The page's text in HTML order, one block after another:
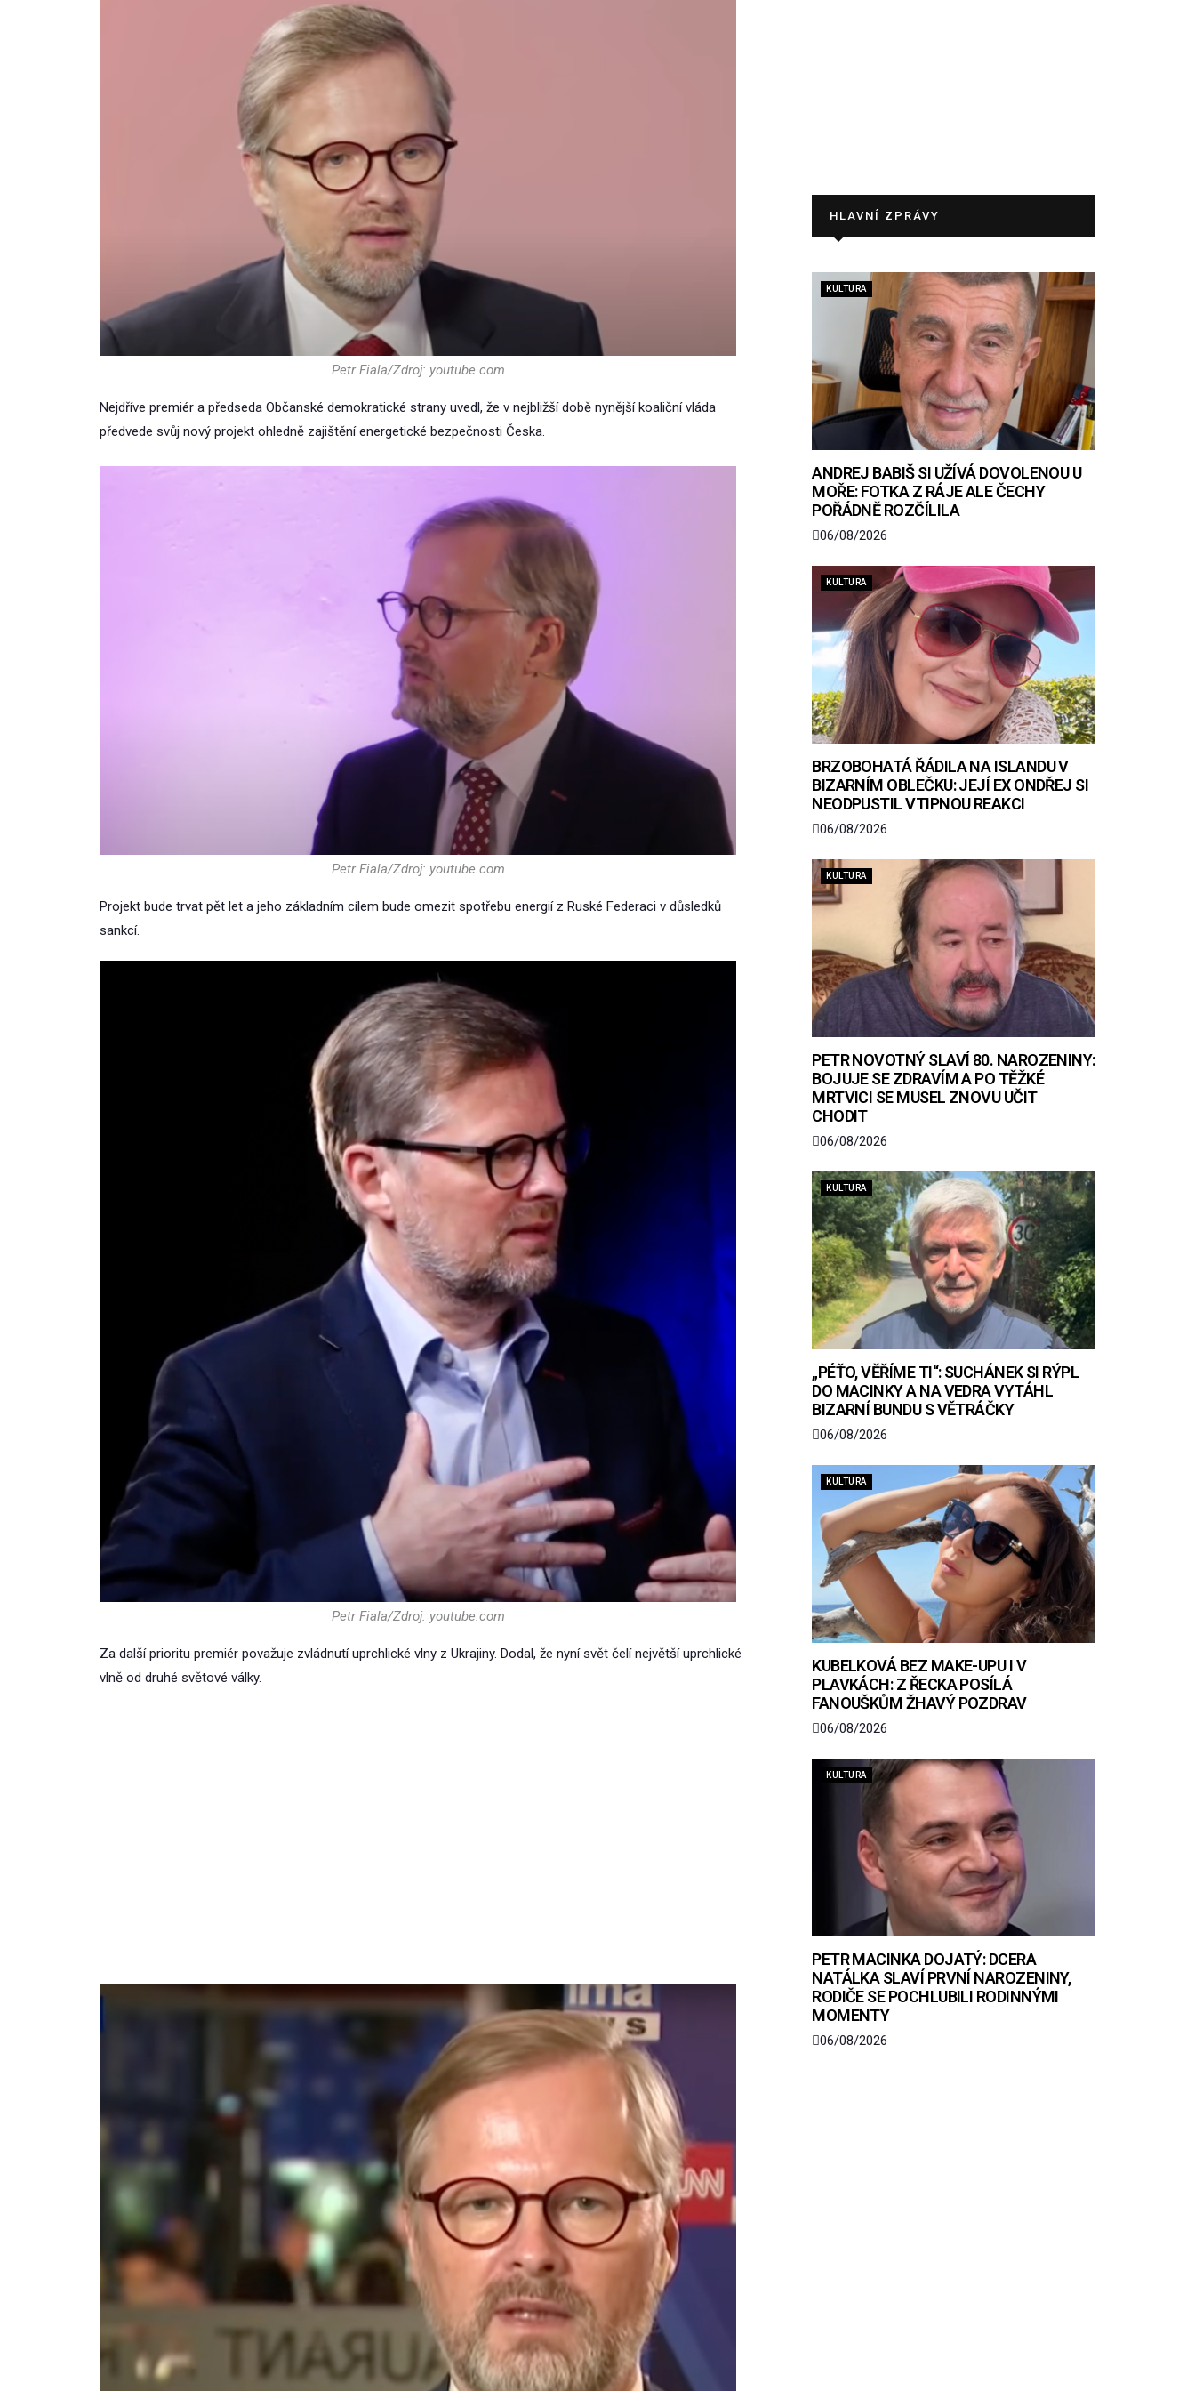
Petr Fiala/Zdroj: youtube.com
Nejdříve premiér a předseda Občanské demokratické strany uvedl, že v nejbližší době nynější koaliční vláda
předvede svůj nový projekt ohledně zajištění energetické bezpečnosti Česka.
Petr Fiala/Zdroj: youtube.com
Projekt bude trvat pět let a jeho základním cílem bude omezit spotřebu energií z Ruské Federaci v důsledků
sankcí.
Petr Fiala/Zdroj: youtube.com
Za další prioritu premiér považuje zvládnutí uprchlické vlny z Ukrajiny. Dodal, že nyní svět čelí největší uprchlické
vlně od druhé světové války.
HLAVNÍ ZPRÁVY
KULTURA
ANDREJ BABIŠ SI UŽÍVÁ DOVOLENOU U
MOŘE: FOTKA Z RÁJE ALE ČECHY
POŘÁDNĚ ROZČÍLILA
06/08/2026
KULTURA
BRZOBOHATÁ ŘÁDILA NA ISLANDU V
BIZARNÍM OBLEČKU: JEJÍ EX ONDŘEJ SI
NEODPUSTIL VTIPNOU REAKCI
06/08/2026
KULTURA
PETR NOVOTNÝ SLAVÍ 80. NAROZENINY:
BOJUJE SE ZDRAVÍM A PO TĚŽKÉ
MRTVICI SE MUSEL ZNOVU UČIT
CHODIT
06/08/2026
KULTURA
„PÉŤO, VĚŘÍME TI“: SUCHÁNEK SI RÝPL
DO MACINKY A NA VEDRA VYTÁHL
BIZARNÍ BUNDU S VĚTRÁČKY
06/08/2026
KULTURA
KUBELKOVÁ BEZ MAKE-UPU I V
PLAVKÁCH: Z ŘECKA POSÍLÁ
FANOUŠKŮM ŽHAVÝ POZDRAV
06/08/2026
KULTURA
PETR MACINKA DOJATÝ: DCERA
NATÁLKA SLAVÍ PRVNÍ NAROZENINY,
RODIČE SE POCHLUBILI RODINNÝMI
MOMENTY
06/08/2026